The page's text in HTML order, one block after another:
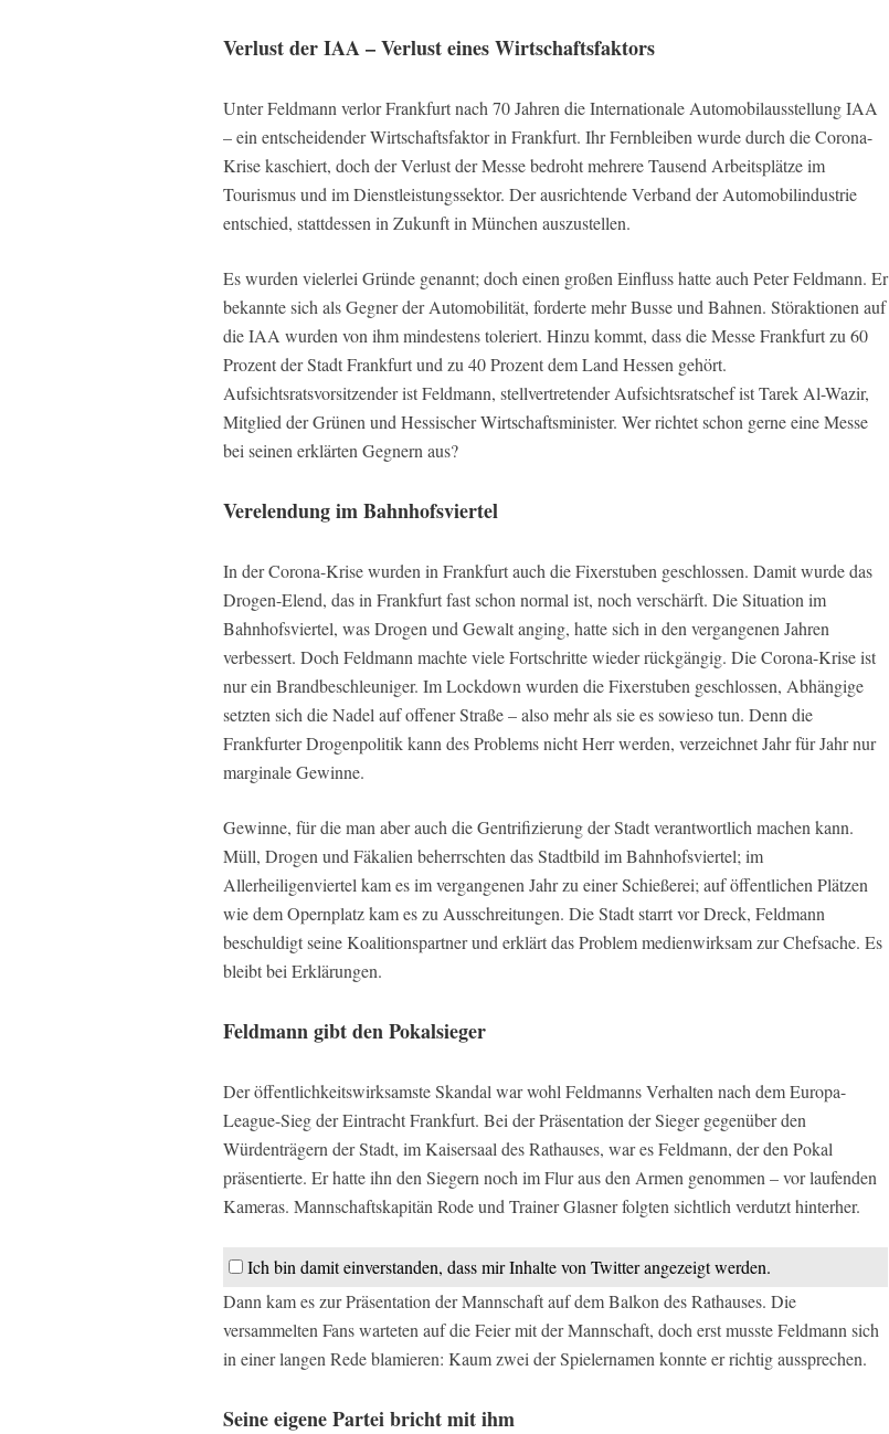
Verlust der IAA – Verlust eines Wirtschaftsfaktors
Unter Feldmann verlor Frankfurt nach 70 Jahren die Internationale Automobilausstellung IAA
– ein entscheidender Wirtschaftsfaktor in Frankfurt. Ihr Fernbleiben wurde durch die Corona-
Krise kaschiert, doch der Verlust der Messe bedroht mehrere Tausend Arbeitsplätze im
Tourismus und im Dienstleistungssektor. Der ausrichtende Verband der Automobilindustrie
entschied, stattdessen in Zukunft in München auszustellen.
Es wurden vielerlei Gründe genannt; doch einen großen Einfluss hatte auch Peter Feldmann. Er
bekannte sich als Gegner der Automobilität, forderte mehr Busse und Bahnen. Störaktionen auf
die IAA wurden von ihm mindestens toleriert. Hinzu kommt, dass die Messe Frankfurt zu 60
Prozent der Stadt Frankfurt und zu 40 Prozent dem Land Hessen gehört.
Aufsichtsratsvorsitzender ist Feldmann, stellvertretender Aufsichtsratschef ist Tarek Al-Wazir,
Mitglied der Grünen und Hessischer Wirtschaftsminister. Wer richtet schon gerne eine Messe
bei seinen erklärten Gegnern aus?
Verelendung im Bahnhofsviertel
In der Corona-Krise wurden in Frankfurt auch die Fixerstuben geschlossen. Damit wurde das
Drogen-Elend, das in Frankfurt fast schon normal ist, noch verschärft. Die Situation im
Bahnhofsviertel, was Drogen und Gewalt anging, hatte sich in den vergangenen Jahren
verbessert. Doch Feldmann machte viele Fortschritte wieder rückgängig. Die Corona-Krise ist
nur ein Brandbeschleuniger. Im Lockdown wurden die Fixerstuben geschlossen, Abhängige
setzten sich die Nadel auf offener Straße – also mehr als sie es sowieso tun. Denn die
Frankfurter Drogenpolitik kann des Problems nicht Herr werden, verzeichnet Jahr für Jahr nur
marginale Gewinne.
Gewinne, für die man aber auch die Gentrifizierung der Stadt verantwortlich machen kann.
Müll, Drogen und Fäkalien beherrschten das Stadtbild im Bahnhofsviertel; im
Allerheiligenviertel kam es im vergangenen Jahr zu einer Schießerei; auf öffentlichen Plätzen
wie dem Opernplatz kam es zu Ausschreitungen. Die Stadt starrt vor Dreck, Feldmann
beschuldigt seine Koalitionspartner und erklärt das Problem medienwirksam zur Chefsache. Es
bleibt bei Erklärungen.
Feldmann gibt den Pokalsieger
Der öffentlichkeitswirksamste Skandal war wohl Feldmanns Verhalten nach dem Europa-
League-Sieg der Eintracht Frankfurt. Bei der Präsentation der Sieger gegenüber den
Würdenträgern der Stadt, im Kaisersaal des Rathauses, war es Feldmann, der den Pokal
präsentierte. Er hatte ihn den Siegern noch im Flur aus den Armen genommen – vor laufenden
Kameras. Mannschaftskapitän Rode und Trainer Glasner folgten sichtlich verdutzt hinterher.
Ich bin damit einverstanden, dass mir Inhalte von Twitter angezeigt werden.
Dann kam es zur Präsentation der Mannschaft auf dem Balkon des Rathauses. Die
versammelten Fans warteten auf die Feier mit der Mannschaft, doch erst musste Feldmann sich
in einer langen Rede blamieren: Kaum zwei der Spielernamen konnte er richtig aussprechen.
Seine eigene Partei bricht mit ihm